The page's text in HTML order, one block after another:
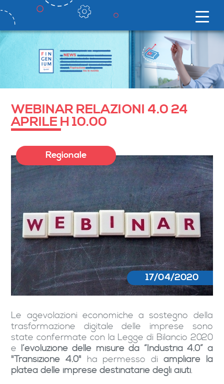
WEBINAR RELAZIONI 4.0 24
APRILE H 10.00
Regionale
17/04/2020
Le agevolazioni economiche a sostegno della
trasformazione digitale delle imprese sono
state confermate con la Legge di Bilancio 2020
e l’evoluzione delle misure da “Industria 4.0” a
"Transizione 4.0" ha permesso di ampliare la
platea delle imprese destinatarie degli aiuti.